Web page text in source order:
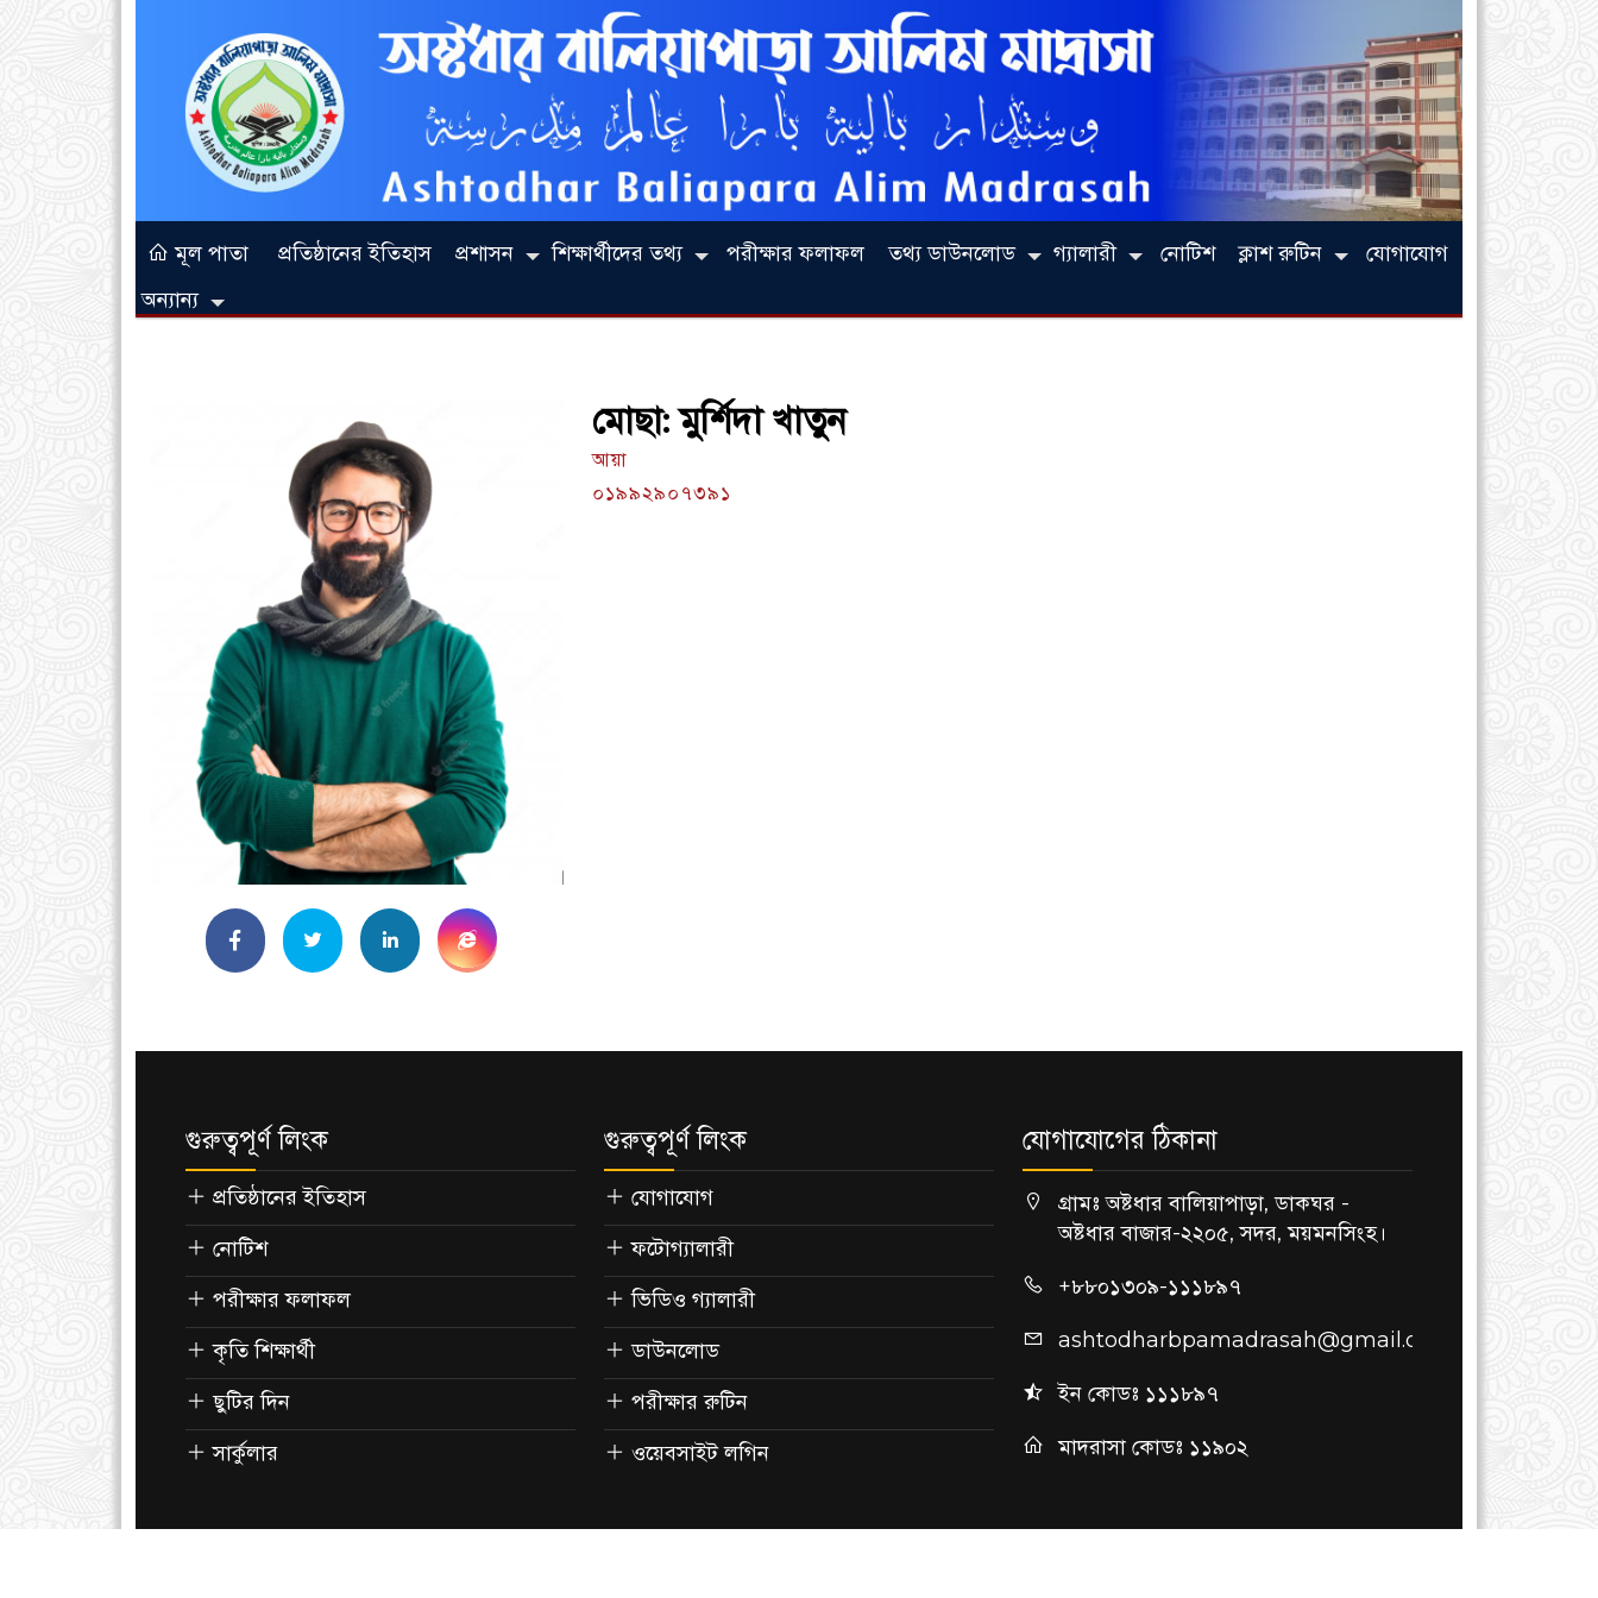
মূল পাতা প্রতিষ্ঠানের ইতিহাস প্রশাসন শিক্ষার্থীদের তথ্য পরীক্ষার ফলাফল তথ্য ডাউনলোড গ্যালারী নোটিশ ক্লাশ রুটিন
যোগাযোগ
অন্যান্য
মোছা: মুর্শিদা খাতুন
আয়া
০১৯৯২৯০৭৩৯১
গুরুত্বপূর্ণ লিংক
প্রতিষ্ঠানের ইতিহাস
নোটিশ
পরীক্ষার ফলাফল
কৃতি শিক্ষার্থী
ছুটির দিন
সার্কুলার
গুরুত্বপূর্ণ লিংক
যোগাযোগ
ফটোগ্যালারী
ভিডিও গ্যালারী
ডাউনলোড
পরীক্ষার রুটিন
ওয়েবসাইট লগিন
যোগাযোগের ঠিকানা
গ্রামঃ অষ্টধার বালিয়াপাড়া, ডাকঘর -
অষ্টধার বাজার-২২০৫, সদর, ময়মনসিংহ।
+৮৮০১৩০৯-১১১৮৯৭
ashtodharbpamadrasah@gmail.com
ইন কোডঃ ১১১৮৯৭
মাদরাসা কোডঃ ১১৯০২